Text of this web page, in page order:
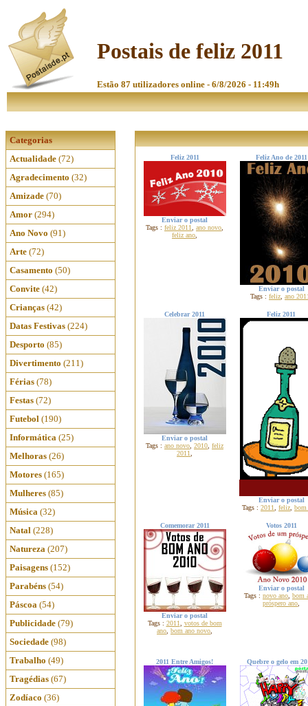
Postais de feliz 2011
Estão 87 utilizadores online - 6/8/2026 - 11:49h
Categorias
Actualidade (72)
Agradecimento (32)
Amizade (70)
Amor (294)
Ano Novo (91)
Arte (72)
Casamento (50)
Convite (42)
Crianças (42)
Datas Festivas (224)
Desporto (85)
Divertimento (211)
Férias (78)
Festas (72)
Futebol (190)
Informática (25)
Melhoras (26)
Motores (165)
Mulheres (85)
Música (32)
Natal (228)
Natureza (207)
Paisagens (152)
Parabéns (54)
Páscoa (54)
Publicidade (79)
Sociedade (98)
Trabalho (49)
Tragédias (67)
Zodíaco (36)
Feliz 2011
Enviar o postal
Tags : feliz 2011 ano novo
feliz ano
Feliz Ano de 2011
Enviar o postal
Tags : feliz ano
Celebrar 2011
Enviar o postal
Tags : ano novo 2010 feliz
2011
Feliz 2011
Enviar o postal
Tags : 2011 feliz bom
Comemorar 2011
Enviar o postal
Tags : 2011
votos de bom
ano bom ano novo
Votos 2011
Enviar o postal
Tags : novo ano bom
próspero ano
2011 Entre Amigos! Quebre o gelo em